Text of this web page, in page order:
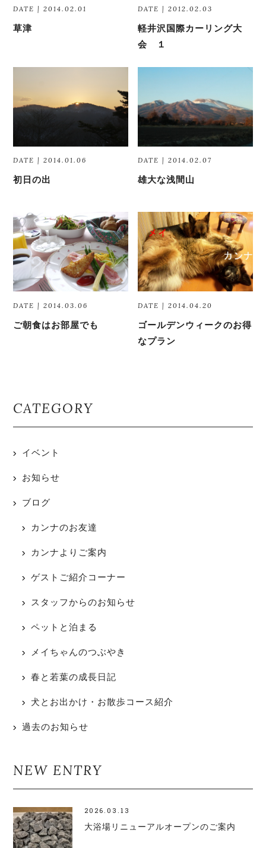
DATE | 2014.02.01
草津
DATE | 2012.02.03
軽井沢国際カーリング大
会 １
DATE | 2014.01.06
初日の出
DATE | 2014.02.07
雄大な浅間山
DATE | 2014.03.06
ご朝食はお部屋でも
DATE | 2014.04.20
ゴールデンウィークのお得
なプラン
CATEGORY
イベント
お知らせ
ブログ
カンナのお友達
カンナよりご案内
ゲストご紹介コーナー
スタッフからのお知らせ
ペットと泊まる
メイちゃんのつぶやき
春と若葉の成長日記
犬とお出かけ・お散歩コース紹介
過去のお知らせ
NEW ENTRY
2026.03.13
大浴場リニューアルオープンのご案内